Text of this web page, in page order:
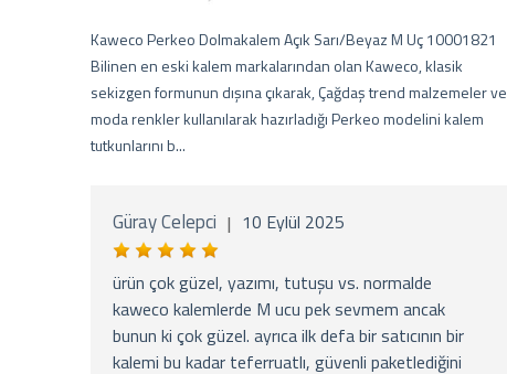
Kaweco Perkeo Dolmakalem Açık Sarı/Beyaz M Uç 10001821
Bilinen en eski kalem markalarından olan Kaweco, klasik
sekizgen formunun dışına çıkarak, Çağdaş trend malzemeler ve
moda renkler kullanılarak hazırladığı Perkeo modelini kalem
tutkunlarını b...
Güray Celepci | 10 Eylül 2025
ürün çok güzel, yazımı, tutuşu vs. normalde
kaweco kalemlerde M ucu pek sevmem ancak
bunun ki çok güzel. ayrıca ilk defa bir satıcının bir
kalemi bu kadar teferruatlı, güvenli paketlediğini